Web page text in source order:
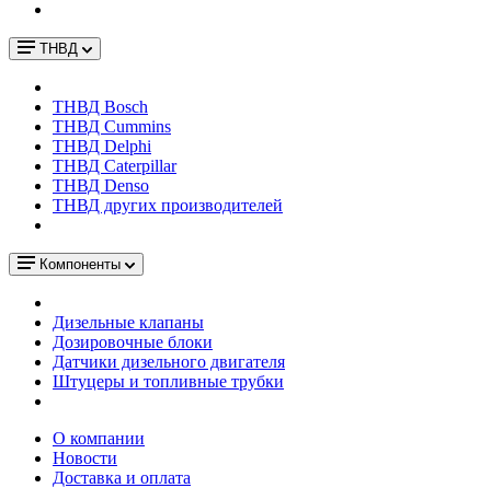
ТНВД
ТНВД Bosch
ТНВД Cummins
ТНВД Delphi
ТНВД Caterpillar
ТНВД Denso
ТНВД других производителей
Компоненты
Дизельные клапаны
Дозировочные блоки
Датчики дизельного двигателя
Штуцеры и топливные трубки
О компании
Новости
Доставка и оплата